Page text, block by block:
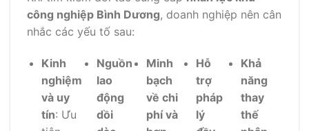
công nghiệp Bình Dương, doanh nghiệp nên cân
nhắc các yếu tố sau:
Kinh
nghiệm
và uy
tín: Ưu
Nguồn
lao
động
dồi
Minh
bạch
về chi
phí và
Hỗ
trợ
pháp
lý
Khả
năng
thay
thế